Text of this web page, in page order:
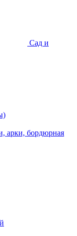
Сад и
арки, бордюрная